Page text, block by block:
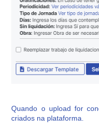
Quando o upload for
criados na plataforma.